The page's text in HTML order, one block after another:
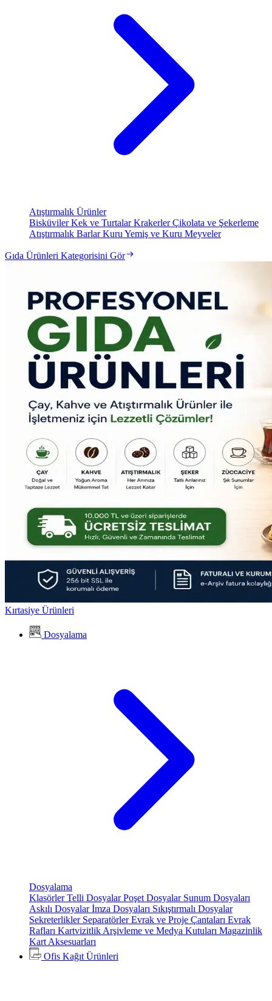
Atıştırmalık Ürünler
BisküvilerKek ve TurtalarKrakerlerÇikolata ve Şekerleme
Atıştırmalık BarlarKuru Yemiş ve Kuru Meyveler
Gıda Ürünleri Kategorisini Gör
Kırtasiye Ürünleri
Dosyalama
Dosyalama
KlasörlerTelli DosyalarPoşet Dosyalar Sunum Dosyaları
Askılı Dosyalarİmza Dosyaları Sıkıştırmalı Dosyalar
Sekreterlikler SeparatörlerEvrak ve Proje Çantaları Evrak
Rafları Kartvizitlik Arşivleme ve Medya Kutuları Magazinlik
Kart Aksesuarları
Ofis Kağıt Ürünleri